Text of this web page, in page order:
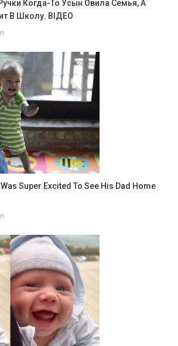
Когда-То Усын Овила Семья, А
В Школу. ВIДЕО
Super Excited To See His Dad Home